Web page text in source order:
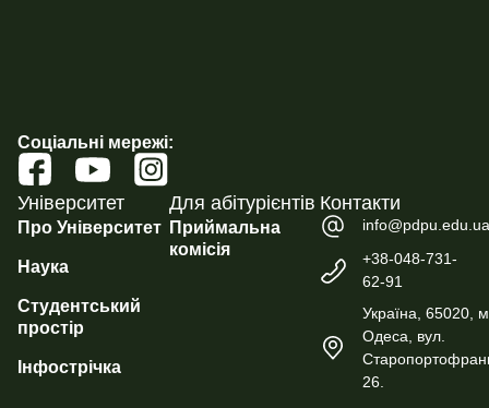
Соціальні мережі:
Університет
Про Університет
Наука
Студентський
простір
Інфострічка
Для абітурієнтів
Приймальна
комісія
Контакти
+38-048-731-
62-91
Україна, 65020,
Одеса, вул.
26.